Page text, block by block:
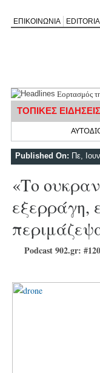
ΕΠΙΚΟΙΝΩΝΙΑ
Εορτασμός
Ο Δήμος
Τρεις
Οι μέρες
ΤΟΠΙΚΕΣ ΕΙΔΗΣΕΙΣ
Published On: Πε,
«Το
εξερράγη,
Podcast 902.gr: